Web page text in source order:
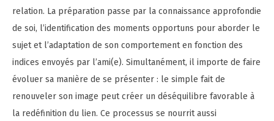
relation. La préparation passe par la connaissance approfondie
de soi, l’identification des moments opportuns pour aborder le
sujet et l’adaptation de son comportement en fonction des
indices envoyés par l’ami(e). Simultanément, il importe de faire
évoluer sa manière de se présenter : le simple fait de
renouveler son image peut créer un déséquilibre favorable à
la redéfinition du lien. Ce processus se nourrit aussi